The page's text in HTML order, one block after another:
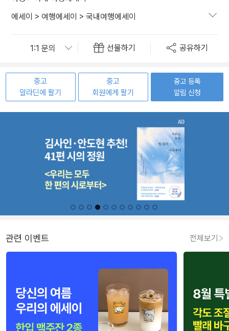
에세이 > 여행에세이 > 국내여행에세이
선물하기 공유하기
중고
알라딘에 팔기
중고
회원에게 팔기
중고 등록
알림 신청
관련 이벤트 전체보기